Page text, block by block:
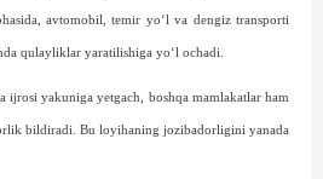
avtomobil, temir yo‘l va dengiz transporti
qulayliklar yaratilishiga yo‘l ochadi.
yakuniga yetgach, boshqa mamlakatlar ham
bildiradi. Bu lo­yihaning jozibadorligini yanada